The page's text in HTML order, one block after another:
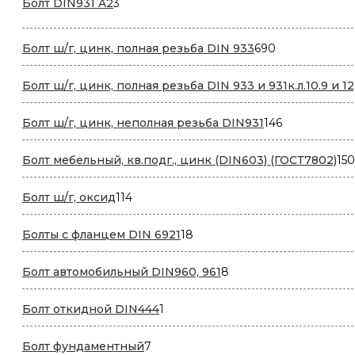
Болт DIN931 A23
Болт ш/г, цинк, полная резьба DIN 933690
товаров
Болт ш/г, цинк, полная резьба DIN 933 и 931к.л.10.9 и
Болт ш/г, цинк, неполная резьба DIN931146146
товаров
Болт мебельный, кв.подг., цинк (DIN603) (ГОСТ7802)150
Болт ш/г, оксид114114
товаров
Болты с фланцем DIN 692118
товаров
Болт автомобильный DIN960, 9618
товаров
Болт откидной DIN4441
товар
Болт фундаментный7